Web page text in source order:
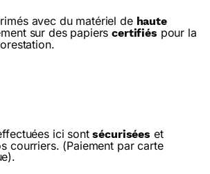
avec du matériel de haute
sur des papierscertifiés pour la
ici sontsécurisées et
courriers. (Paiement par carte